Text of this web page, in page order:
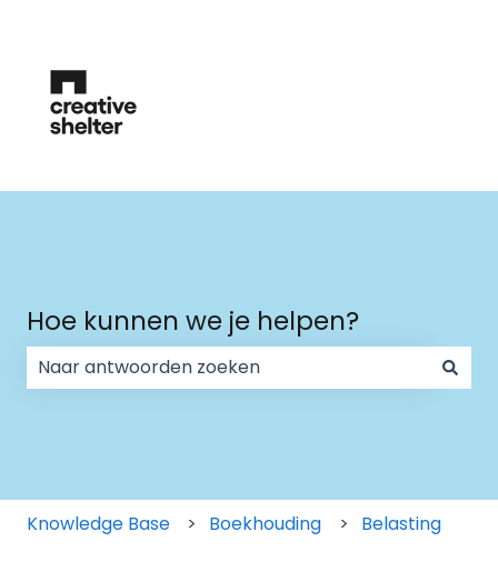
Hoe kunnen we je helpen?
Knowledge Base Boekhouding Belasting